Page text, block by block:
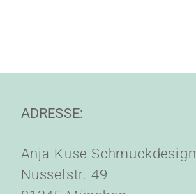
ADRESSE:
Anja Kuse Schmuckdesign
Nusselstr. 49